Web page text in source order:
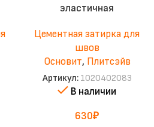
эластичная
Цементная затирка для
швов
Основит, Плитсэйв
Артикул: 1020402083
В наличии
630₽